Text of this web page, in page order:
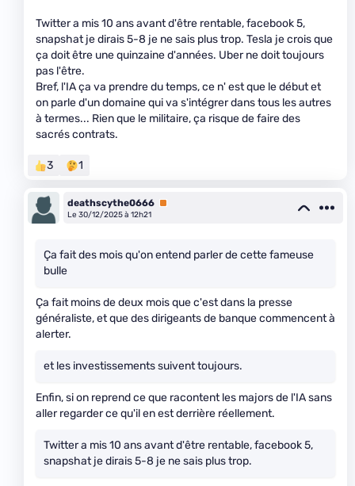
Twitter a mis 10 ans avant d'être rentable, facebook 5,
snapshat je dirais 5-8 je ne sais plus trop. Tesla je crois que
ça doit être une quinzaine d'années. Uber ne doit toujours
pas l'être.
Bref, l'IA ça va prendre du temps, ce n' est que le début et
on parle d'un domaine qui va s'intégrer dans tous les autres
à termes... Rien que le militaire, ça risque de faire des
sacrés contrats.
3 1
deathscythe0666 Premium
Le 30/12/2025 à 12h21
Ça fait des mois qu'on entend parler de cette fameuse
bulle
Ça fait moins de deux mois que c'est dans la presse
généraliste, et que des dirigeants de banque commencent à
alerter.
et les investissements suivent toujours.
Enfin, si on reprend ce que racontent les majors de l'IA sans
aller regarder ce qu'il en est derrière réellement.
Twitter a mis 10 ans avant d'être rentable, facebook 5,
snapshat je dirais 5-8 je ne sais plus trop.